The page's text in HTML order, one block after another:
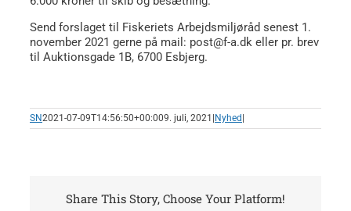
Send forslaget til Fiskeriets Arbejdsmiljøråd senest 1.
november 2021 gerne på mail: post@f-a.dk eller pr. brev
til Auktionsgade 1B, 6700 Esbjerg.
SN2021-07-09T14:56:50+00:009. juli, 2021 Nyhed
Share This Story, Choose Your Platform!